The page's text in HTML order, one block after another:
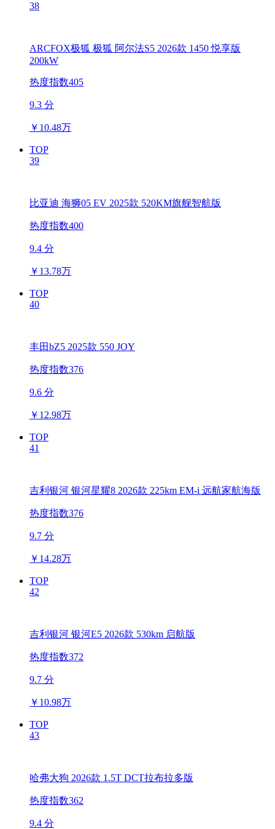
38
ARCFOX极狐 极狐 阿尔法S5 2026款 1450 悦享版
200kW
热度指数405
9.3 分
￥ 10.48万
TOP
39
比亚迪 海狮05 EV 2025款 520KM旗舰智航版
热度指数400
9.4 分
￥ 13.78万
TOP
40
丰田bZ5 2025款 550 JOY
热度指数376
9.6 分
￥ 12.98万
TOP
41
吉利银河 银河星耀8 2026款 225km EM-i 远航家航海版
热度指数376
9.7 分
￥ 14.28万
TOP
42
吉利银河 银河E5 2026款 530km 启航版
热度指数372
9.7 分
￥ 10.98万
TOP
43
哈弗大狗 2026款 1.5T DCT拉布拉多版
热度指数362
9.4 分